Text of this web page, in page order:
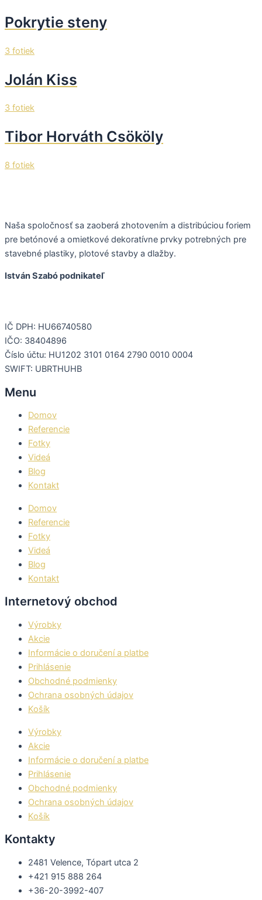
Pokrytie steny
3 fotiek
Jolán Kiss
3 fotiek
Tibor Horváth Csököly
8 fotiek
Naša spoločnosť sa zaoberá zhotovením a distribúciou foriem
pre betónové a omietkové dekoratívne prvky potrebných pre
stavebné plastiky, plotové stavby a dlažby.
István Szabó podnikateľ
IČ DPH: HU66740580
IČO: 38404896
Číslo účtu: HU1202 3101 0164 2790 0010 0004
SWIFT: UBRTHUHB
Menu
Domov
Referencie
Fotky
Videá
Blog
Kontakt
Domov
Referencie
Fotky
Videá
Blog
Kontakt
Internetový obchod
Výrobky
Akcie
Informácie o doručení a platbe
Prihlásenie
Obchodné podmienky
Ochrana osobných údajov
Košík
Výrobky
Akcie
Informácie o doručení a platbe
Prihlásenie
Obchodné podmienky
Ochrana osobných údajov
Košík
Kontakty
2481 Velence, Tópart utca 2
+421 915 888 264
+36-20-3992-407